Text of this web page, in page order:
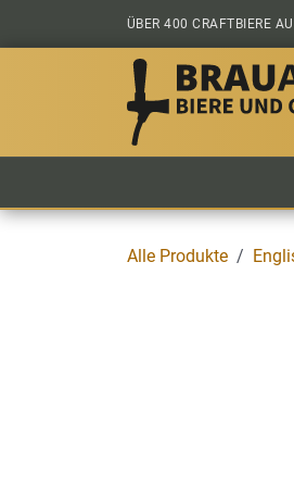
Zum Inhalt springen
ÜBER 400 CRAFTBIERE
Alle Produkte